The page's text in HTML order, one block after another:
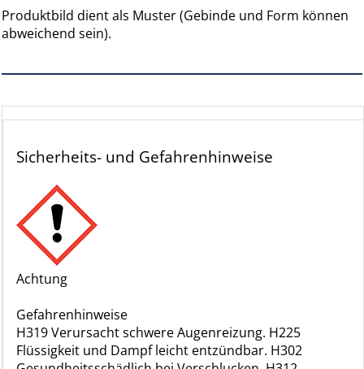
Produktbild dient als Muster (Gebinde und Form können
abweichend sein).
Sicherheits- und Gefahrenhinweise
Achtung
Gefahrenhinweise
H319 Verursacht schwere Augenreizung. H225
Flüssigkeit und Dampf leicht entzündbar. H302